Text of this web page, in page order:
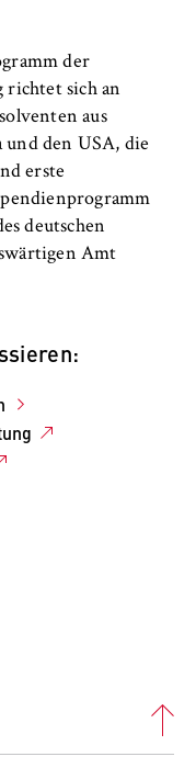
der
sich an
aus
den USA, die
erste
deutschen
Amt